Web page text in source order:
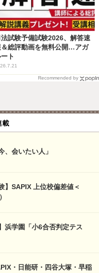
試験予備試験2026、解答速
総評動画を無料公開…アガ
ト
Recommended by
載
、会いたい人」
】SAPIX 上位校偏差値＜
浜学園「小6合否判定テス
・日能研・四谷大塚・早稲